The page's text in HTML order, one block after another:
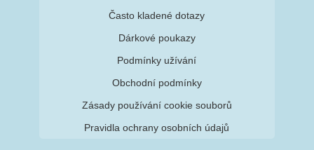
Často kladené dotazy
Dárkové poukazy
Podmínky užívání
Obchodní podmínky
Zásady používání cookie souborů
Pravidla ochrany osobních údajů